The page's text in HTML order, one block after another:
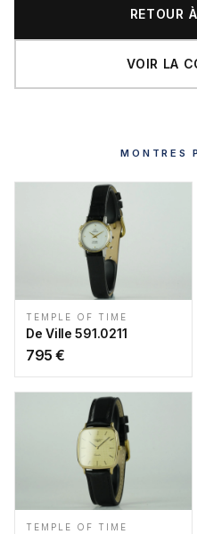
RETOUR
VOIR LA
MONTRES
TEMPLE OF TIME
De Ville 591.0211
795 €
TEMPLE OF TIME